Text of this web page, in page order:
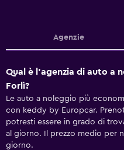
Agenzie
Qual è l'agenzia di auto a
Forlì?
Le auto a noleggio più
con keddy by Europcar.
potresti essere in grado di
al giorno. Il prezzo medio per
giorno.